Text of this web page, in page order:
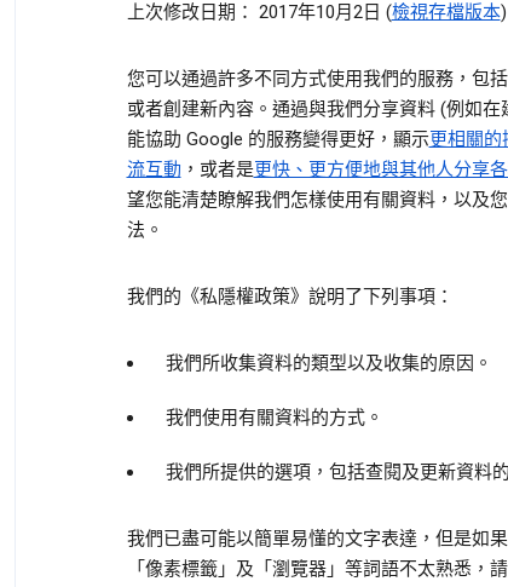
上次修改日期： 2017年10月2日 (檢視存檔版本)
您可以通過許多不同方式使用我們的服務，包
或者創建新內容。通過與我們分享資料 (例如在
能協助 Google 的服務變得更好，顯示更相關的
流互動 ，或者是更快、更方便地與其他人分享
望您能清楚瞭解我們怎樣使用有關資料，以及
法。
我們的《私隱權政策》說明了下列事項：
我們所收集資料的類型以及收集的原因。
我們使用有關資料的方式。
我們所提供的選項，包括查閱及更新資料
我們已盡可能以簡單易懂的文字表達，但是如
「像素標籤」及「瀏覽器」等詞語不太熟悉，